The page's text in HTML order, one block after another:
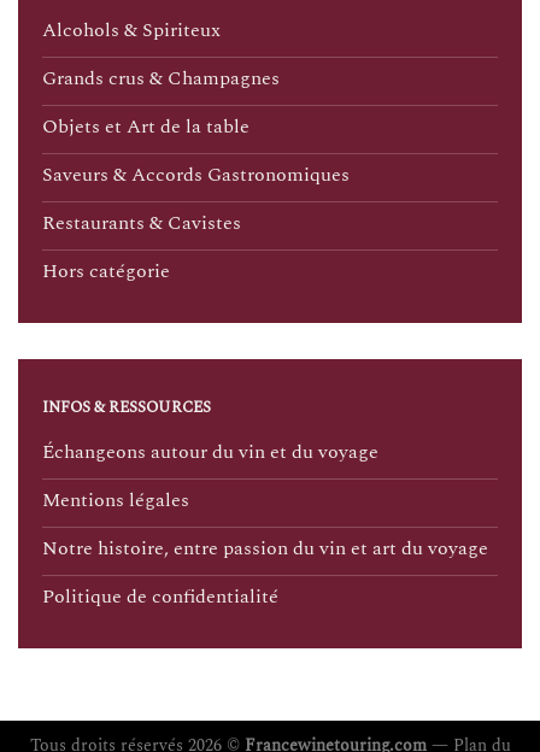
Alcohols & Spiriteux
Grands crus & Champagnes
Objets et Art de la table
Saveurs & Accords Gastronomiques
Restaurants & Cavistes
Hors catégorie
INFOS & RESSOURCES
Échangeons autour du vin et du voyage
Mentions légales
Notre histoire, entre passion du vin et art du voyage
Politique de confidentialité
Tous droits réservés 2026 © Francewinetouring.com— Plan du